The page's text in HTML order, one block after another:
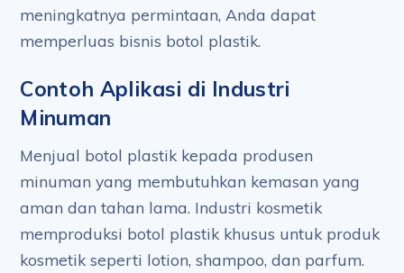
meningkatnya permintaan, Anda dapat
memperluas bisnis botol plastik.
Contoh Aplikasi di Industri
Minuman
Menjual botol plastik kepada produsen
minuman yang membutuhkan kemasan yang
aman dan tahan lama. Industri kosmetik
memproduksi botol plastik khusus untuk produk
kosmetik seperti lotion, shampoo, dan parfum.